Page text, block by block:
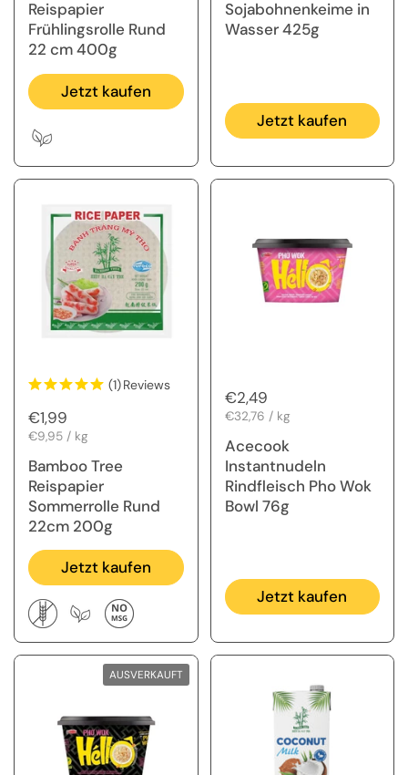
Reispapier
Frühlingsrolle Rund
22 cm 400g
Jetzt kaufen
Sojabohnenkeime in
Wasser 425g
Jetzt kaufen
(1)Reviews
Regulärer Preis
€1,99
Stückpreis
€9,95 / kg
Bamboo Tree
Reispapier
Sommerrolle Rund
22cm 200g
Jetzt kaufen
Regulärer Preis
€2,49
Stückpreis
€32,76 / kg
Acecook
Instantnudeln
Rindfleisch Pho Wok
Bowl 76g
Jetzt kaufen
AUSVERKAUFT